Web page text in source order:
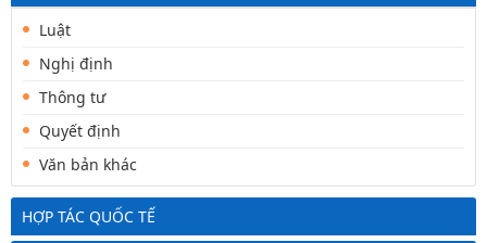
Luật
Nghị định
Thông tư
Quyết định
Văn bản khác
HỢP TÁC QUỐC TẾ